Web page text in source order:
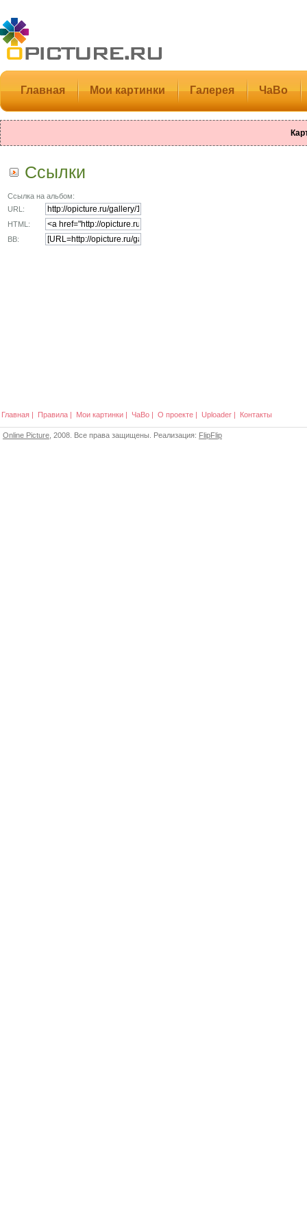
Главная Мои картинки Галерея ЧаВо
Ссылки
Ссылка на альбом:
URL:
HTML:
BB:
Главная | Правила | Мои картинки | ЧаВо | О проекте | Uploader | Контакты
Online Picture , 2008. Все права защищены. Реализация: FlipFlip